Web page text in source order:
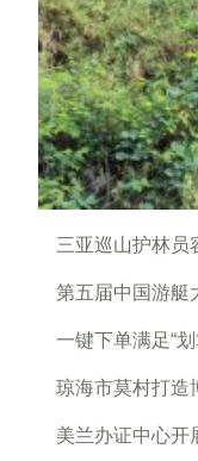
三亚巡山护林员
第五届中国游艇
一键下单满足“
琼海市莫村打造
美兰办证中心开